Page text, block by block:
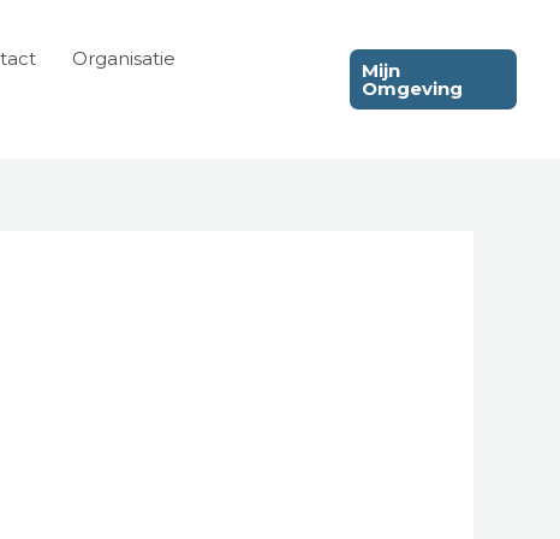
Organisatie
Mijn
Omgeving